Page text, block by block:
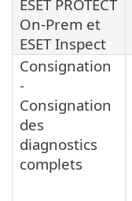
ESET PROTECT
On-Prem et
ESET Inspect
Consignation
-
Consignation
des
diagnostics
complets